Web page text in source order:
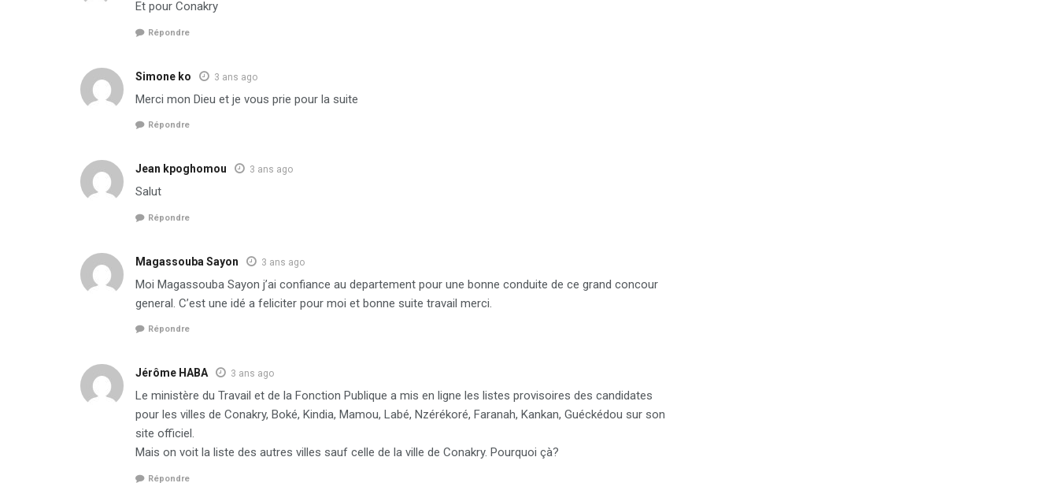
Et pour Conakry
Répondre
Simone ko 3 ans ago
Merci mon Dieu et je vous prie pour la suite
Répondre
Jean kpoghomou 3 ans ago
Salut
Répondre
Magassouba Sayon 3 ans ago
Moi Magassouba Sayon j’ai confiance au departement pour une bonne conduite de ce grand concour
general. C’est une idé a feliciter pour moi et bonne suite travail merci.
Répondre
Jérôme HABA 3 ans ago
Le ministère du Travail et de la Fonction Publique a mis en ligne les listes provisoires des candidates
pour les villes de Conakry, Boké, Kindia, Mamou, Labé, Nzérékoré, Faranah, Kankan, Guéckédou sur son
site officiel.
Mais on voit la liste des autres villes sauf celle de la ville de Conakry. Pourquoi çà?
Répondre